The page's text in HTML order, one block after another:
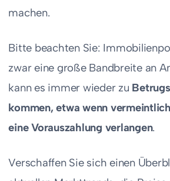
machen.
Bitte beachten Sie:
zwar eine große Bandbreite an
kann es immer wieder zu
kommen, etwa wenn
eine Vorauszahlung verlangen.
Verschaffen Sie sich einen